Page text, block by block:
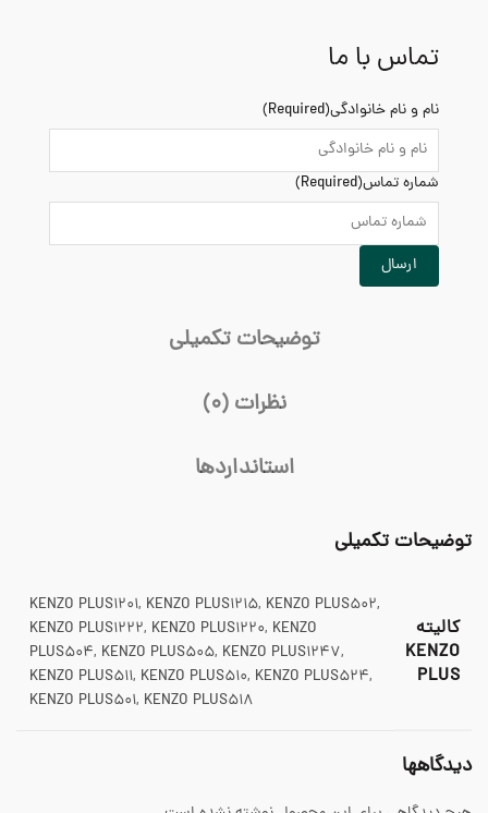
تماس با ما
نام و نام خانوادگی(Required)
شماره تماس(Required)
توضیحات تکمیلی
نظرات (0)
استانداردها
توضیحات تکمیلی
کالیته
KENZO
PLUS
KENZO PLUS1201, KENZO PLUS1215, KENZO PLUS502,
KENZO PLUS1222, KENZO PLUS1220, KENZO
PLUS504, KENZO PLUS505, KENZO PLUS1247,
KENZO PLUS511, KENZO PLUS510, KENZO PLUS524,
KENZO PLUS501, KENZO PLUS518
دیدگاهها